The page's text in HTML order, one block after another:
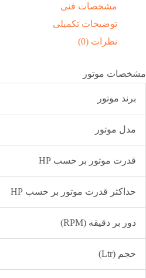
مشخصات فنی
توضیحات تکمیلی
نظرات (0)
مشخصات موتور
برند موتور
مدل موتور
قدرت موتور بر حسب HP
حداکثر قدرت موتور بر حسب HP
دور بر دقیقه (RPM)
حجم (Ltr)